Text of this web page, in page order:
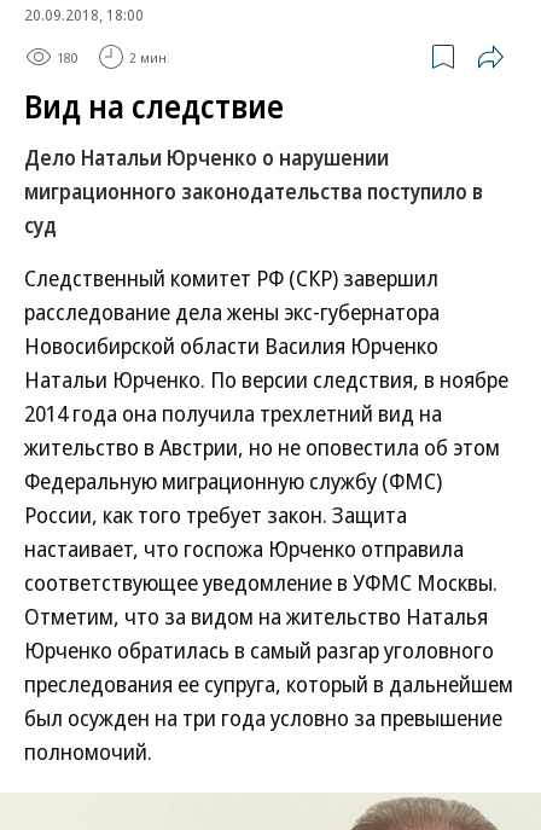
20.09.2018, 18:00
180 2 мин.
Вид на следствие
Дело Натальи Юрченко о нарушении
миграционного законодательства поступило в
суд
Следственный комитет РФ (СКР) завершил
расследование дела жены экс-губернатора
Новосибирской области Василия Юрченко
Натальи Юрченко. По версии следствия, в ноябре
2014 года она получила трехлетний вид на
жительство в Австрии, но не оповестила об этом
Федеральную миграционную службу (ФМС)
России, как того требует закон. Защита
настаивает, что госпожа Юрченко отправила
соответствующее уведомление в УФМС Москвы.
Отметим, что за видом на жительство Наталья
Юрченко обратилась в самый разгар уголовного
преследования ее супруга, который в дальнейшем
был осужден на три года условно за превышение
полномочий.